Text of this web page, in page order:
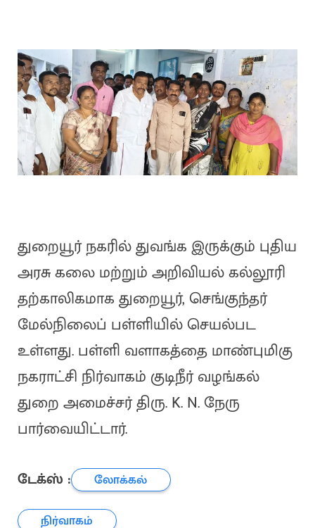
துறையூர் நகரில் துவங்க இருக்கும் புதிய
அரசு கலை மற்றும் அறிவியல் கல்லூரி
தற்காலிகமாக துறையூர், செங்குந்தர்
மேல்நிலைப் பள்ளியில் செயல்பட
உள்ளது. பள்ளி வளாகத்தை மாண்புமிகு
நகராட்சி நிர்வாகம் குடிநீர் வழங்கல்
துறை அமைச்சர் திரு. K. N. நேரு
பார்வையிட்டார்.
டேக்ஸ் :
லோக்கல்
நிர்வாகம்